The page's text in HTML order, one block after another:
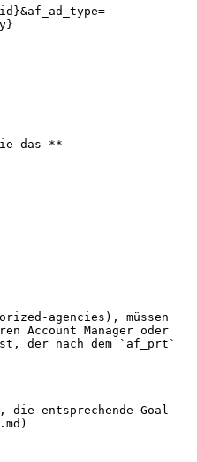
das **
agencies), müssen
Account Manager oder
der nach dem `af_prt`
entsprechende Goal-